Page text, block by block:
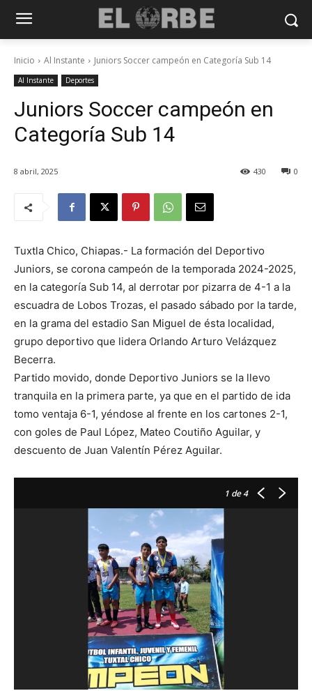
Inicio Al Instante Juniors Soccer campeón en Categoría Sub 14
Al Instante Deportes
Juniors Soccer campeón en
Categoría Sub 14
8 abril, 2025 0
430
Tuxtla Chico, Chiapas.- La formación del Deportivo
Juniors, se corona campeón de la temporada 2024-2025,
en la categoría Sub 14, al derrotar por pizarra de 4-1 a la
escuadra de Lobos Trozas, el pasado sábado por la tarde,
en la grama del estadio San Miguel de ésta localidad,
grupo deportivo que lidera Orlando Arturo Velázquez
Becerra.
Partido movido, donde Deportivo Juniors se la llevo
tranquila en la primera parte, ya que en el partido de ida
tomo ventaja 6-1, yéndose al frente en los cartones 2-1,
con goles de Paul López, Mateo Coutiño Aguilar, y
descuento de Juan Valentín Pérez Aguilar.
1 de 4